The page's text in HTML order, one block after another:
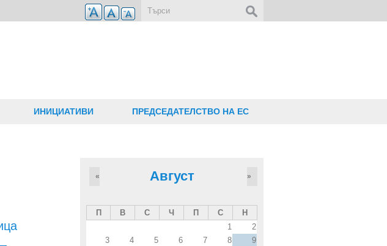
ИНИЦИАТИВИ ПРЕДСЕДАТЕЛСТВО НА ЕС
Август
« »
П В С Ч П С
Н
1
2
3
4 5 6 7 8
9